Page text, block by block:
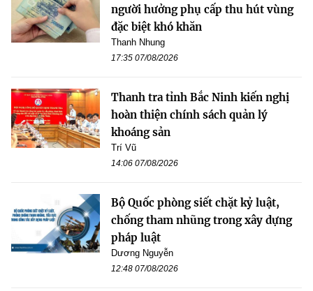
người hưởng phụ cấp thu hút vùng
đặc biệt khó khăn
Thanh Nhung
17:35 07/08/2026
Thanh tra tỉnh Bắc Ninh kiến nghị
hoàn thiện chính sách quản lý
khoáng sản
Trí Vũ
14:06 07/08/2026
Bộ Quốc phòng siết chặt kỷ luật,
chống tham nhũng trong xây dựng
pháp luật
Dương Nguyễn
12:48 07/08/2026